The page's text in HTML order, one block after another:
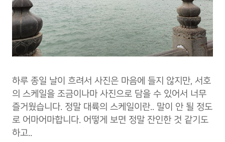
하루 종일 날이 흐려서 사진은 마음에 들지 않지만, 서호
의 스케일을 조금이나마 사진으로 담을 수 있어서 너무
즐거웠습니다. 정말 대륙의 스케일이란.. 말이 안 될 정도
로 어마어마합니다. 어떻게 보면 정말 잔인한 것 같기도
하고..